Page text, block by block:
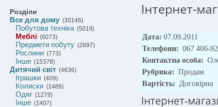
Розділи
Все для дому (30146)
Побутова техніка(5019)
Меблі (6073)
Предмети побуту (2697)
Рослини (773)
Інше (15378)
Дитячий світ (4636)
Іграшки (409)
Коляски (1489)
Одяг (1279)
Інше (1407)
Інтернет-
Дата: 07.09.2011
Телефони: 067 406-
Контактна особа:
Рубрика: Продам
Вартість: Договірна
Інтернет-